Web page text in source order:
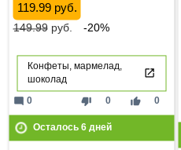
119.99 руб.
149.99руб. -20%
Конфеты, мармелад,
шоколад
thumb_down 0 thumb_up 0
mode_comment 0
Осталось 6дней